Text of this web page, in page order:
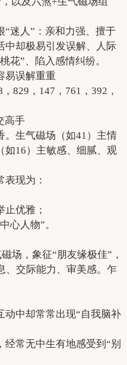
迷人”：亲和力强、擅于
中却极易引发误解、人际
花”、陷入感情纠纷。
易误解重重
829，147，761，392，
高手
。生气磁场（如41）主情
如16）主敏感、细腻、观
现为：
优雅；
心人物”。
场，象征“朋友缘极佳”，
、交际能力、审美感。乍
动中却常常出现“自我脑补
常无中生有地感受到“别